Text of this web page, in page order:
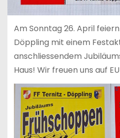
Am Sonntag 26. April
Döppling mit einem
anschliessendem
Haus! Wir freuen uns auf